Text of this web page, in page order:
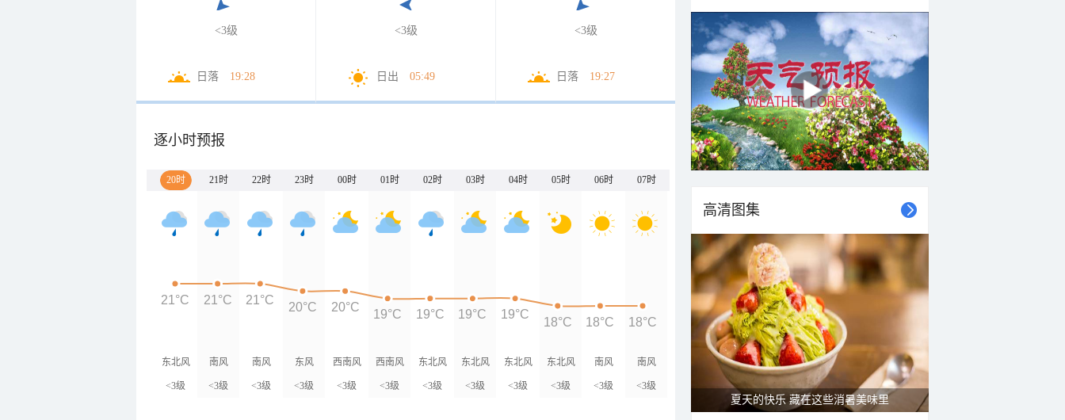
<3级
日落 19:28
<3级
日出 05:49
<3级
日落 19:27
逐小时预报
20时 21时 22时 23时 00时 01时 02时 03时 04时 05时 06时 07时
东北风
<3级
南风
<3级
南风
<3级
东风
<3级
西南风
<3级
西南风
<3级
东北风
<3级
东北风
<3级
东北风
<3级
东北风
<3级
南风
<3级
南风
<3级
21°C 21°C 21°C
20°C 20°C
19°C 19°C 19°C 19°C
18°C 18°C 18°C
高清图集
广西南宁：盛夏里的“绿野仙踪”